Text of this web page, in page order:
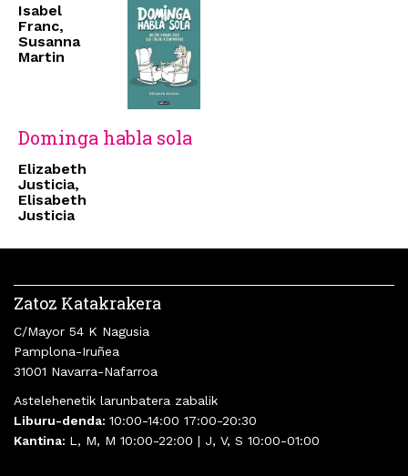
Isabel
Franc,
Susanna
Martin
Dominga habla sola
Elizabeth
Justicia,
Elisabeth
Justicia
Zatoz Katakrakera
C/Mayor 54 K Nagusia
Pamplona-Iruñea
31001 Navarra-Nafarroa
Astelehenetik larunbatera zabalik
Liburu-denda: 10:00-14:00 17:00-20:30
Kantina: L, M, M 10:00-22:00 | J, V, S 10:00-01:00